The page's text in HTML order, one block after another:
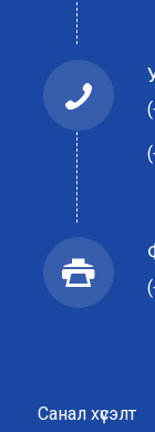
Санал хүсэлт